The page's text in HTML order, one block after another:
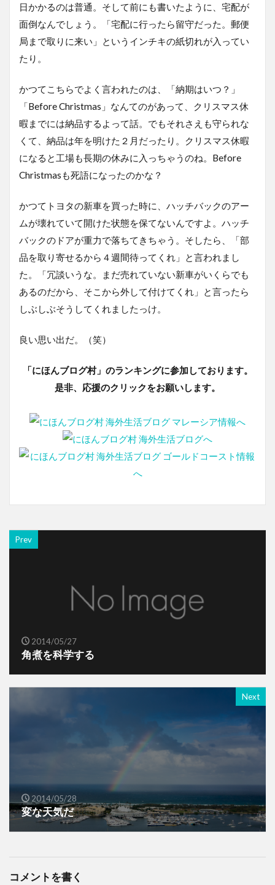
日かかるのは普通。そして前にも書いたように、宅配が
面倒なんでしょう。「宅配に行ったら留守だった。郵便
局まで取りに来い」というインチキの紙切れが入ってい
たり。
かつてこちらでよく言われたのは、「納期はいつ？」
「Before Christmas」なんてのがあって、クリスマス休
暇までには納品するよって話。でもそれさえも守られな
くて、納品は年を明けた２月だったり。クリスマス休暇
になると工場も長期の休みに入っちゃうのね。Before
Christmasも死語になったのかな？
かつてトヨタの新車を買った時に、ハッチバックのアー
ムが壊れていて開けた状態を保てないんですよ。ハッチ
バックのドアが重力で落ちてきちゃう。そしたら、「部
品を取り寄せるから４週間待ってくれ」と言われまし
た。「冗談いうな。まだ売れていない新車がいくらでも
あるのだから、そこから外して付けてくれ」と言ったら
しぶしぶそうしてくれましたっけ。
良い思い出だ。（笑）
「にほんブログ村」のランキングに参加しております。
是非、応援のクリックをお願いします。
Prev
2014/05/27
角煮を科学する
Next
2014/05/28
変な天気だ
コメントを書く